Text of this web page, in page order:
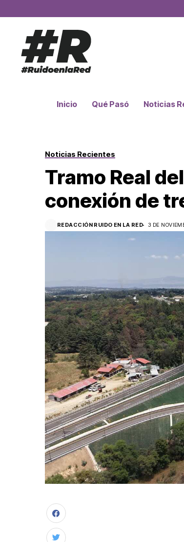
Inicio Qué Pasó Noticias
Noticias Recientes
Tramo Real
conexión de
REDACCIÓN RUIDO EN LA RED 3 DE